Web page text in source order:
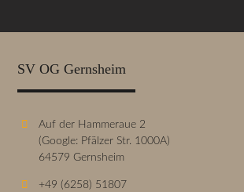
SV OG Gernsheim
Auf der Hammeraue 2
(Google: Pfälzer Str. 1000A)
64579 Gernsheim
+49 (6258) 51807